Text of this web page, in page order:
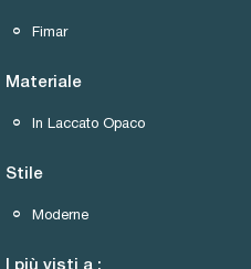
Fimar
Materiale
In Laccato Opaco
Stile
Moderne
I più visti a :